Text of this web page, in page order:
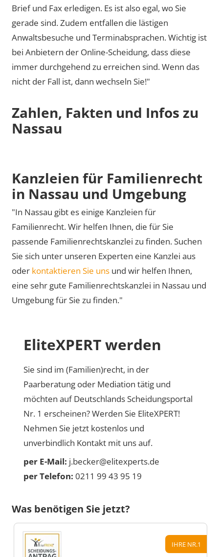
Brief und Fax erledigen. Es ist also egal, wo Sie
gerade sind. Zudem entfallen die lästigen
Anwaltsbesuche und Terminabsprachen. Wichtig ist
bei Anbietern der Online-Scheidung, dass diese
immer durchgehend zu erreichen sind. Wenn das
nicht der Fall ist, dann wechseln Sie!"
Zahlen, Fakten und Infos zu
Nassau
Kanzleien für Familienrecht
in Nassau und Umgebung
"In Nassau gibt es einige Kanzleien für
Familienrecht. Wir helfen Ihnen, die für Sie
passende Familienrechtskanzlei zu finden. Suchen
Sie sich unter unseren Experten eine Kanzlei aus
oder kontaktieren Sie uns und wir helfen Ihnen,
eine sehr gute Familienrechtskanzlei in Nassau und
Umgebung für Sie zu finden."
EliteXPERT werden
Sie sind im (Familien)recht, in der
Paarberatung oder Mediation tätig und
möchten auf Deutschlands Scheidungsportal
Nr. 1 erscheinen? Werden Sie EliteXPERT!
Nehmen Sie jetzt kostenlos und
unverbindlich Kontakt mit uns auf.
per E-Mail: j.becker@elitexperts.de
per Telefon: 0211 99 43 95 19
Was benötigen Sie jetzt?
IHRE NR.1